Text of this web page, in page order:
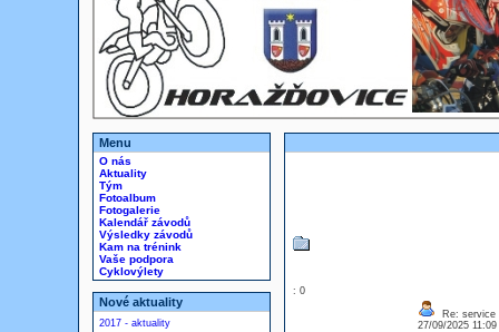
Menu
O nás
Aktuality
Tým
Fotoalbum
Fotogalerie
Kalendář závodů
Výsledky závodů
Kam na trénink
Vaše podpora
Cyklovýlety
Nové aktuality
2017 - aktuality
: 0
Re: service
27/09/2025